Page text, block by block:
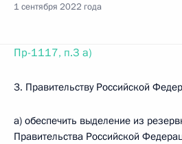
1 сентября 2022 года
Пр-1117, п.3 а)
3. Правительству Российской
а) обеспечить выделение из
Правительства Российской